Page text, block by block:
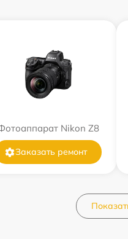
Nikon Z8
Заказать ремонт